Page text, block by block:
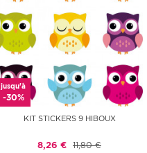
jusqu'à
-30%
KIT STICKERS 9 HIBOUX
8,26 € 11,80 €